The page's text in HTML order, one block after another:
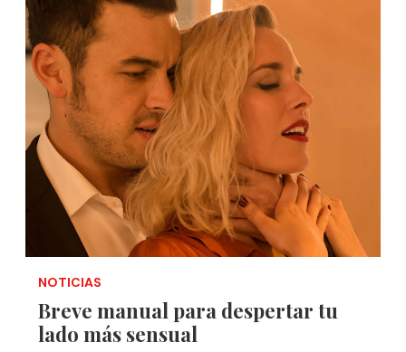
NOTICIAS
Breve manual para despertar tu
lado más sensual